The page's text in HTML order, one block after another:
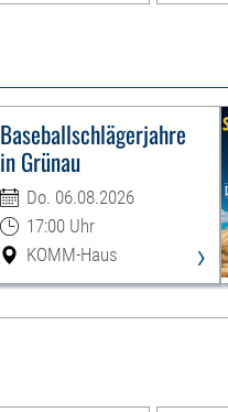
Baseballschlägerjahre
in Grünau
Do. 06.08.2026
17:00 Uhr
KOMM-Haus
›